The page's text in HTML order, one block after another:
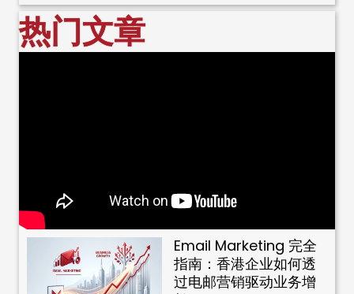
热门文章
Email Marketing 完全
指南：香港企业如何透
过电邮营销驱动业务增